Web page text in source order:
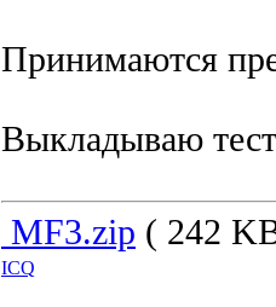
Принимаются
Выкладываю
MF3.zip ( 242
ICQ